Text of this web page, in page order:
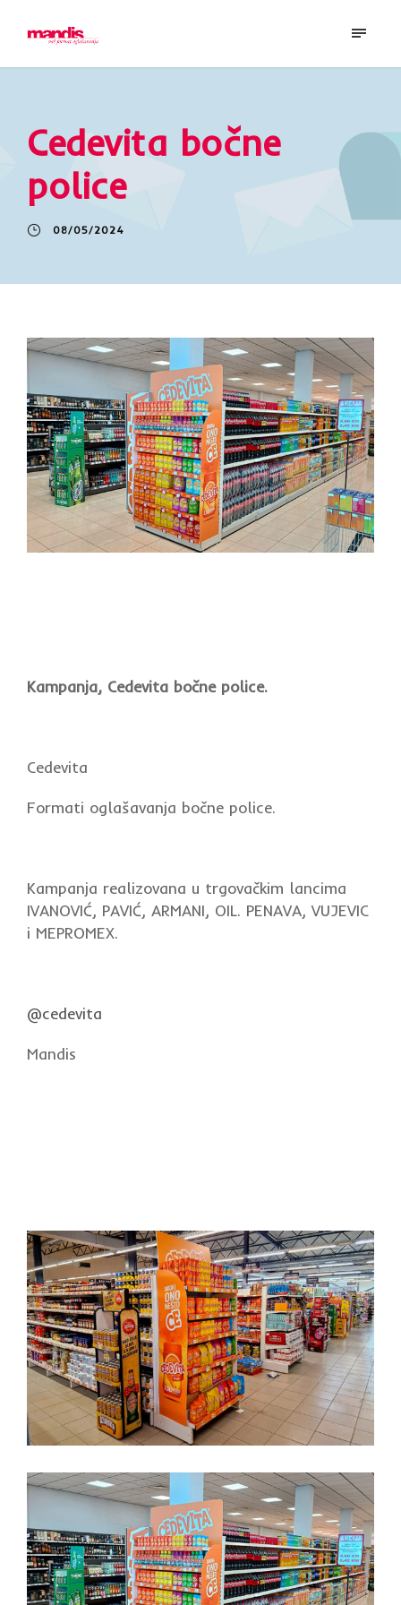
Cedevita bočne
police
08/05/2024
Kampanja, Cedevita bočne police.
Cedevita
Formati oglašavanja bočne police.
Kampanja realizovana u trgovačkim lancima
IVANOVIĆ, PAVIĆ, ARMANI, OIL. PENAVA, VUJEVIC
i MEPROMEX.
@cedevita
Mandis